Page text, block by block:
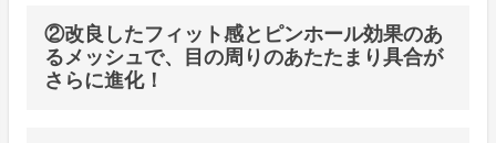
②改良したフィット感とピンホール効果のあ
るメッシュで、目の周りのあたたまり具合が
さらに進化！